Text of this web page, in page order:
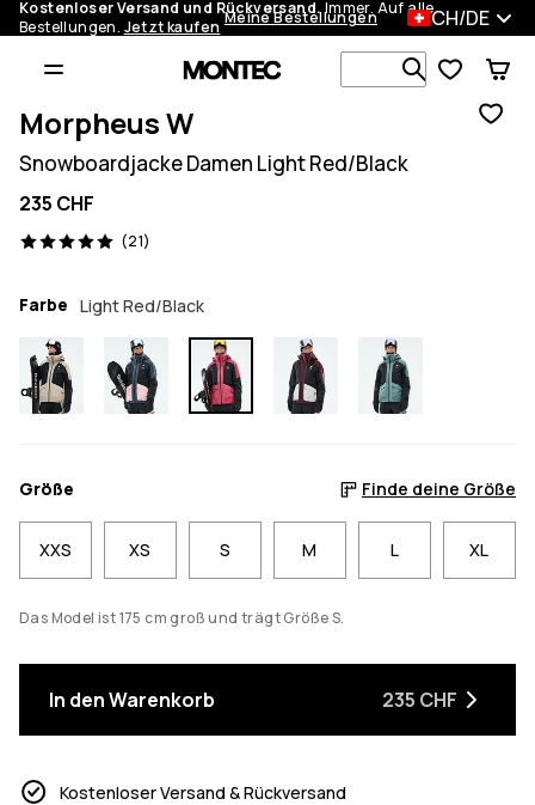
Kostenloser Versand und Rückversand.Immer. Auf alle
Bestellungen. Jetzt kaufen Meine Bestellungen CH/DE
Morpheus W
Snowboardjacke Damen Light Red/Black
235 CHF
(21)
21 Reviews, 5/5
Farbe Light Red/Black
Größe Finde deine Größe
XXS XS S M L XL
Das Model ist 175 cm groß und trägt Größe S.
In den Warenkorb 235 CHF
Kostenloser Versand & Rückversand